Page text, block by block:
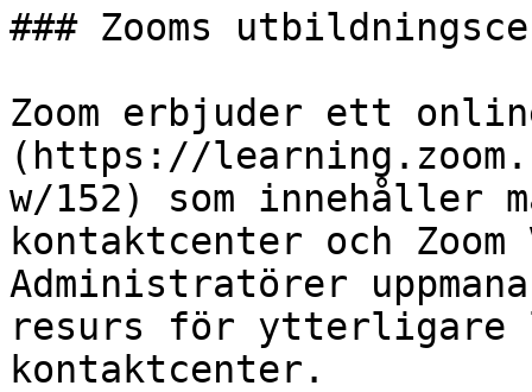
### Zooms
Zoom erbjuder ett
(https://
w/152) som innehåller
kontaktcenter och
Administratörer
resurs för ytterligare
kontaktcenter.